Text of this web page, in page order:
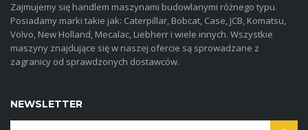
Zajmujemy się handlem maszynami budowlanymi różnego typu.
Posiadamy marki takie jak: Caterpillar, Bobcat, Case, JCB, Komatsu,
Volvo, New Holland, Mecalac, Liebherr i wiele innych. Wszystkie
maszyny znajdujące się w naszej ofercie są sprowadzane z
zagranicy od sprawdzonych dostawców.
NEWSLETTER